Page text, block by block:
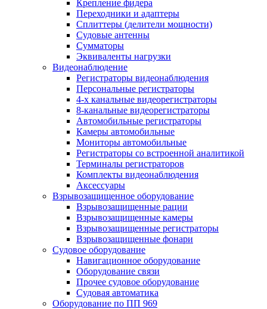
Крепление фидера
Переходники и адаптеры
Сплиттеры (делители мощности)
Судовые антенны
Сумматоры
Эквиваленты нагрузки
Видеонаблюдение
Регистраторы видеонаблюдения
Персональные регистраторы
4-х канальные видеорегистраторы
8-канальные видеорегистраторы
Автомобильные регистраторы
Камеры автомобильные
Мониторы автомобильные
Регистраторы со встроенной аналитикой
Терминалы регистраторов
Комплекты видеонаблюдения
Аксессуары
Взрывозащищенное оборудование
Взрывозащищенные рации
Взрывозащищенные камеры
Взрывозащищенные регистраторы
Взрывозащищенные фонари
Судовое оборудование
Навигационное оборудование
Оборудование связи
Прочее судовое оборудование
Судовая автоматика
Оборудование по ПП 969